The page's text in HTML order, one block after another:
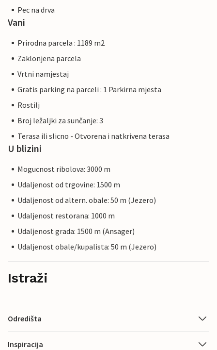
Pec na drva
Vani
Prirodna parcela : 1189 m2
Zaklonjena parcela
Vrtni namjestaj
Gratis parking na parceli : 1 Parkirna mjesta
Rostilj
Broj ležaljki za sunčanje: 3
Terasa ili slicno - Otvorena i natkrivena terasa
U blizini
Mogucnost ribolova: 3000 m
Udaljenost od trgovine: 1500 m
Udaljenost od altern. obale: 50 m (Jezero)
Udaljenost restorana: 1000 m
Udaljenost grada: 1500 m (Ansager)
Udaljenost obale/kupalista: 50 m (Jezero)
Istraži
Odredišta
Inspiracija